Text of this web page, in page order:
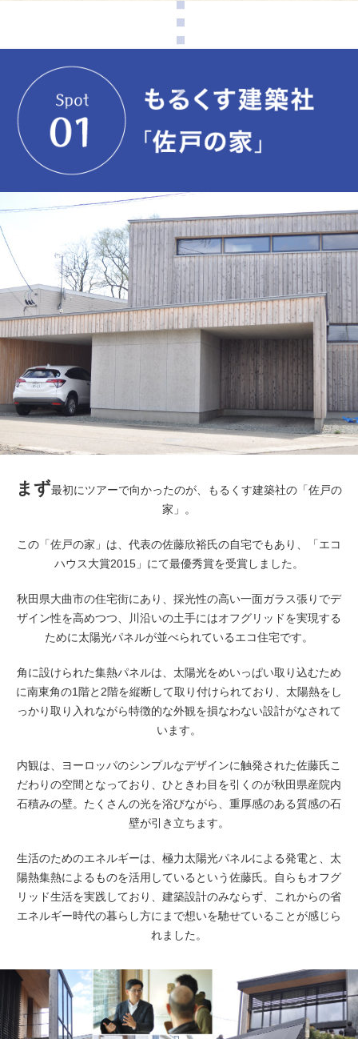
まず最初にツアーで向かったのが、もるくす建築社の「佐戸の
家」。
この「佐戸の家」は、代表の佐藤欣裕氏の自宅でもあり、「エコ
ハウス大賞2015」にて最優秀賞を受賞しました。
秋田県大曲市の住宅街にあり、採光性の高い一面ガラス張りでデ
ザイン性を高めつつ、川沿いの土手にはオフグリッドを実現する
ために太陽光パネルが並べられているエコ住宅です。
角に設けられた集熱パネルは、太陽光をめいっぱい取り込むため
に南東角の1階と2階を縦断して取り付けられており、太陽熱をし
っかり取り入れながら特徴的な外観を損なわない設計がなされて
います。
内観は、ヨーロッパのシンプルなデザインに触発された佐藤氏こ
だわりの空間となっており、ひときわ目を引くのが秋田県産院内
石積みの壁。たくさんの光を浴びながら、重厚感のある質感の石
壁が引き立ちます。
生活のためのエネルギーは、極力太陽光パネルによる発電と、太
陽熱集熱によるものを活用しているという佐藤氏。自らもオフグ
リッド生活を実践しており、建築設計のみならず、これからの省
エネルギー時代の暮らし方にまで想いを馳せていることが感じら
れました。